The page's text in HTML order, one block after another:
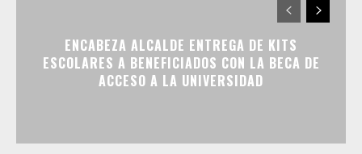
ENCABEZA ALCALDE ENTREGA DE KITS
ESCOLARES A BENEFICIADOS CON LA BECA DE
ACCESO A LA UNIVERSIDAD